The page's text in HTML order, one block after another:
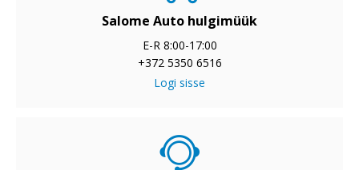
Salome Auto hulgimüük
E-R 8:00-17:00
+372 5350 6516
Logi sisse